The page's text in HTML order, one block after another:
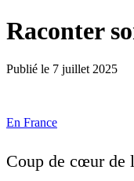
Raconter
Publié le 7 juillet 2025
En France
Coup de cœur de